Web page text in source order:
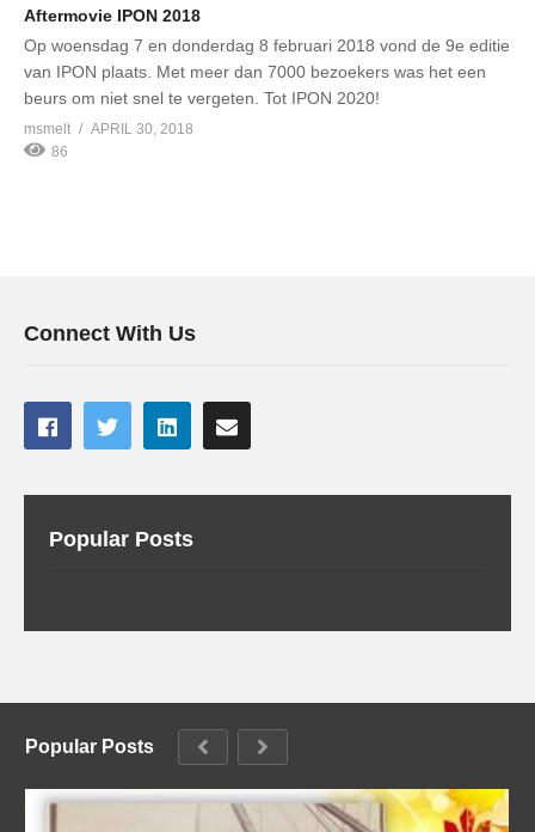
Aftermovie IPON 2018
Op woensdag 7 en donderdag 8 februari 2018 vond de 9e editie
van IPON plaats. Met meer dan 7000 bezoekers was het een
beurs om niet snel te vergeten. Tot IPON 2020!
msmelt
APRIL 30, 2018
86
Connect With Us
Popular Posts
Popular Posts